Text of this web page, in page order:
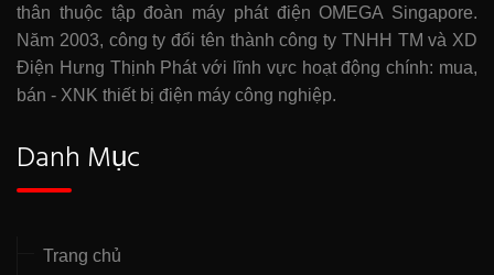
thân thuộc tập đoàn máy phát điện OMEGA Singapore.
Năm 2003, công ty đổi tên thành công ty TNHH TM và XD
Điện Hưng Thịnh Phát với lĩnh vực hoạt động chính: mua,
bán - XNK thiết bị điện máy công nghiệp.
Danh Mục
Trang chủ